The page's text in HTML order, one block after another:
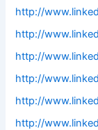
http://
http://
http://
http://
http://
http://